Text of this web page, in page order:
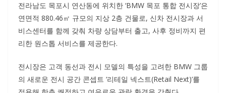
전라남도 목포시 연산동에 위치한 ‘BMW 목포 통합 전시장’은
연면적 880.46㎡ 규모의 지상 2층 건물로, 신차 전시장과 서
비스센터를 함께 갖춰 차량 상담부터 출고, 사후 정비까지 편
리한 원스톱 서비스를 제공한다.
전시장은 고객 동선과 전시 모델의 특성을 고려한 BMW 그룹
의 새로운 전시 공간 콘셉트 ‘리테일 넥스트(Retail Next)’를